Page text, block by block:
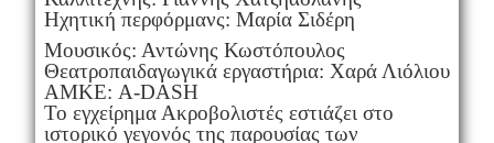
Ηχητική περφόρμανς: Μαρία Σιδέρη
Μουσικός: Αντώνης Κωστόπουλος
Θεατροπαιδαγωγικά εργαστήρια: Χαρά Λιόλιου
ΑΜΚΕ: A-DASH
Το εγχείρημα Ακροβολιστές εστιάζει στο
ιστορικό γεγονός της παρουσίας των